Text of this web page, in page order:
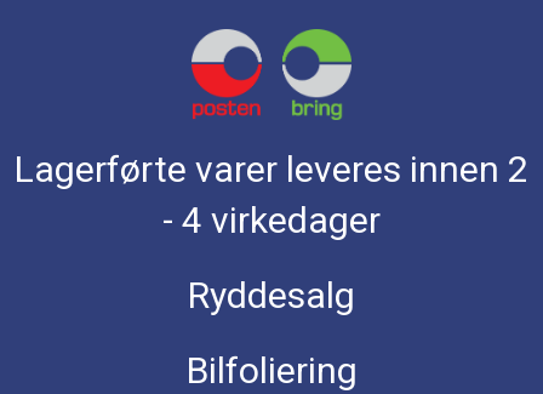
Lagerførte varer leveres innen 2
- 4 virkedager
Ryddesalg
Bilfoliering